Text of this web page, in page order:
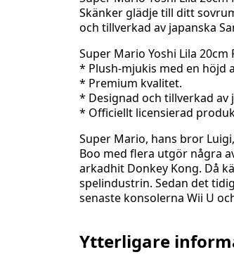
20cm
Plush
Mjukdjur
Skänker glädje till ditt
och tillverkad av japanska
Super Mario Yoshi Lila
* Plush-mjukis med en höjd
* Premium kvalitet.
* Designad och tillverkad av
* Officiellt licensierad
Super Mario, hans bror
Boo med flera utgör några
arkadhit Donkey Kong. Då
spelindustrin. Sedan det
senaste konsolerna Wii U
Ytterligare